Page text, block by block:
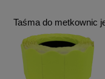
Taśma do metkownic